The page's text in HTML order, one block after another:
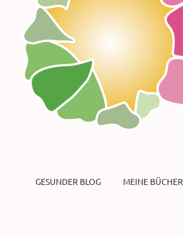
GESUNDER BLOG MEINE BÜCHER